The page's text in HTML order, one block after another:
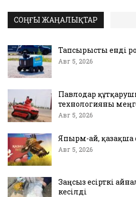
СОҢҒЫ ЖАҢАЛЫҚТАР
Тапсырысты енді
Авг 5, 2026
Павлодар
технологияны
Авг 5, 2026
Япырм-ай, қазақша
Авг 5, 2026
Заңсыз есірткі
кесілді